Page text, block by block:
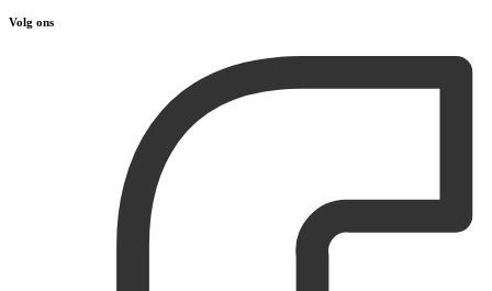
Volg ons